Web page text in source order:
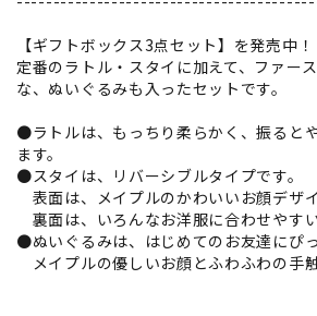
【ギフトボックス3点セット】を発売中！
定番のラトル・スタイに加えて、ファー
な、ぬいぐるみも入ったセットです。
●ラトルは、もっちり柔らかく、振ると
ます。
●スタイは、リバーシブルタイプです。
表面は、メイプルのかわいいお顔デザイ
裏面は、いろんなお洋服に合わせやす
●ぬいぐるみは、はじめてのお友達にぴ
メイプルの優しいお顔とふわふわの手